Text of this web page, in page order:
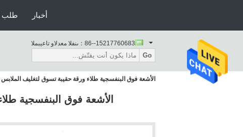
طلب أخبار
المبيعات والدعم الفنى： 86--15217760683
Go
الأشعة فوق البنفسجية طلاء ورقة حقيبة تسوق لتغليف
الأشعة فوق البنفسجية